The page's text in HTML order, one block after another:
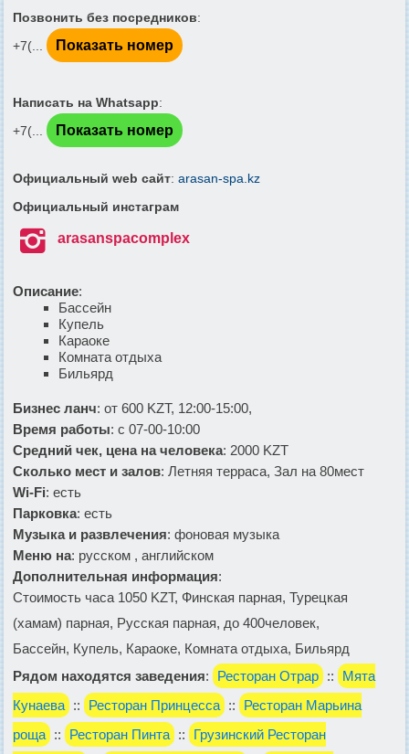
Позвонить без посредников:
+7(...
Показать номер
Написать на Whatsapp:
+7(...
Показать номер
Официальный web сайт: arasan-spa.kz
Официальный инстаграм
 arasanspacomplex
Описание:
Бассейн
Купель
Караоке
Комната отдыха
Бильярд
Бизнес ланч: от 600 KZT, 12:00-15:00,
Время работы: с 07-00-10:00
Средний чек, цена на человека: 2000 KZT
Сколько мест и залов: Летняя терраса, Зал на 80мест
Wi-Fi: есть
Парковка: есть
Музыка и развлечения: фоновая музыка
Меню на: русском , английском
Дополнительная информация:
Стоимость часа 1050 KZT, Финская парная, Турецкая
(хамам) парная, Русская парная, до 400человек,
Бассейн, Купель, Караоке, Комната отдыха, Бильярд
Рядом находятся заведения: Ресторан Отрар ::
Мята
Кунаева :: Ресторан Принцесса ::
Ресторан Марьина
роща :: Ресторан Пинта ::
Грузинский Ресторан